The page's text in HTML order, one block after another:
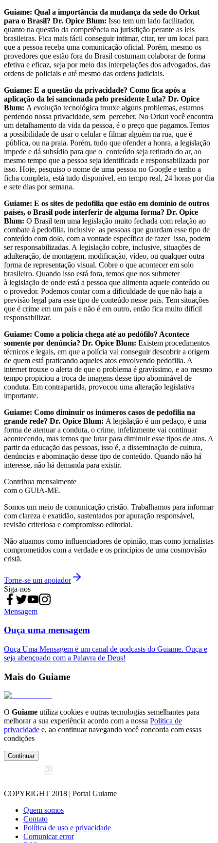
Guiame: Qual a importância da mudança da sede do Orkut
para o Brasil? Dr. Opice Blum: Isso tem um lado facilitador,
quanto na questão da competência na jurisdição perante as leis
brasileiras. Fica mais fácil conseguir intimar, citar, ter um local para
que a pessoa receba uma comunicação oficial. Porém, mesmo os
provedores que estão fora do Brasil costumam colaborar de forma
efetiva e eficaz, seja por meio das interpelações dos advogados, das
ordens de policiais e até mesmo das ordens judiciais.
Guiame: E a questão da privacidade? Como fica após a
aplicação da lei sancionada pelo presidente Lula? Dr. Opice
Blum: A evolução tecnológica trouxe alguns problemas, estamos
perdendo nossa privacidade, sem perceber. No Orkut você encontra
um detalhamento da vida da pessoa, é o preço que pagamos.Temos
a possibilidade de usar o celular e filmar alguém na rua, que é
pública, ou na praia. Porém, tudo que ofender a honra, a legislação
impede e dá subsídio para que o conteúdo seja retirado do ar, ao
mesmo tempo que a pessoa seja identificada e responsabilizada por
isso. Hoje, pesquiso o nome de uma pessoa no Google e tenho a
ficha completa, está tudo disponível, em tempo real, 24 horas por dia
e sete dias por semana.
Guiame: E os sites de pedofilia que estão em domínio de outros
países, o Brasil pode interferir de alguma forma? Dr. Opice
Blum: O Brasil tem uma legislação muito fechada com relação ao
combate á pedofilia, inclusive as pessoas que guardam esse tipo de
conteúdo com dolo, com a vontade específica de fazer isso, podem
ser responsabilizadas. A legislação cobre, inclusive, situações de
adulteração, de montagem, modificação, vídeo, ou qualquer outra
forma de representação visual. Cobre o que acontecer em solo
brasileiro. Quando isso está fora, temos que nos submeter
à legislação de onde está a pessoa que alimenta aquele conteúdo ou
o provedor. Podemos contar com a dificuldade de que não haja a
previsão legal para esse tipo de conteúdo nesse país. Tem situações
que é crime em um país e não é em outro, então fica muito difícil
responsabilizar.
Guiame: Como a polícia chega até ao pedófilo? Acontece
somente por denúncia? Dr. Opice Blum: Existem procedimentos
técnicos e legais, em que a polícia vai conseguir descobrir a origem
de quem está praticando aqueles atos envolvendo pedofilia. A
internet trouxe o alerta de que o problema é gravíssimo, e ao mesmo
tempo propiciou a troca de imagens desse tipo abominável de
conduta. Em contrapartida, provocou uma alteração legislativa
importante.
Guiame: Como diminuir os inúmeros casos de pedofilia na
grande rede? Dr. Opice Blum: A legislação é um pedaço, é uma
forma de atenuar a conduta, o crime, infelizmente vai continuar
acontecendo, mas temos que lutar para diminuir esse tipos de atos. A
partir da educação das pessoas, isso é, a disseminação de cultura,
denúncias e abominação desse tipo de conteúdo. Quando não há
interesse, não há demanda para existir.
Contribua mensalmente
com o GUIA-ME.
Somos um meio de comunicação cristão. Trabalhamos para informar
com clareza e exatidão, sustentados por apuração responsável,
revisão criteriosa e compromisso editorial.
Não atuamos como influenciadores de opinião, mas como jornalistas
comprometidos com a verdade e os princípios de uma cosmovisão
cristã.
Torne-se um apoiador
Siga-nos
Mensagem
Ouça uma mensagem
Ouça Uma Mensagem é um canal de podcasts do Guiame. Ouça e
seja abençoado com a Palavra de Deus!
Mais do Guiame
O Guiame utiliza cookies e outras tecnologias semelhantes para
melhorar a sua experiência acordo com a nossa Politica de
privacidade e, ao continuar navegando você concorda com essas
condições
Continuar
COPYRIGHT 2018 | Portal Guiame
Quem somos
Contato
Política de uso e privacidade
Comunicar error